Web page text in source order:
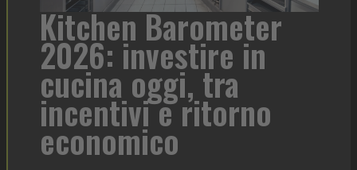
Kitchen Barometer
2026: investire in
cucina oggi, tra
incentivi e ritorno
economico